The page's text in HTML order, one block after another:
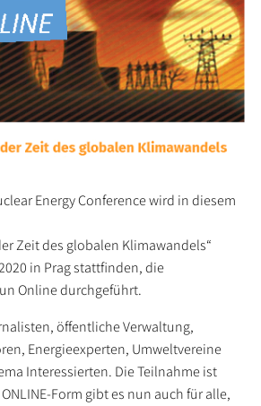
Energy Conference wird in diesem
Zeit des globalen Klimawandels“
in Prag stattfinden, die
Online durchgeführt.
öffentliche Verwaltung,
Energieexperten, Umweltvereine
Interessierten. Die Teilnahme ist
Form gibt es nun auch für alle,